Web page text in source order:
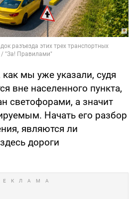
мы уже указали, судя
вне населенного пункта,
светофорами, а значит
Начать его разбор
являются ли
дороги